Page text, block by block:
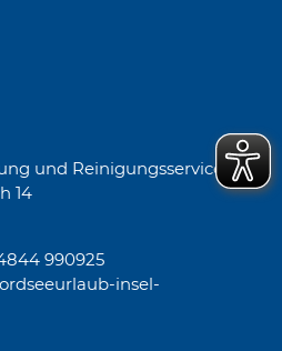
und Reinigungsservice
14
990925
insel-